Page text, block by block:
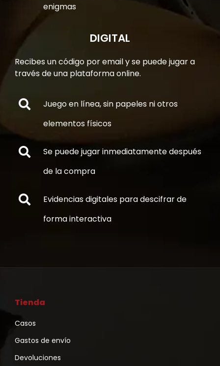
enigmas
DIGITAL
Recibes un código por email y se puede jugar a
través de una plataforma online.
Juego en línea, sin papeles ni otros
elementos físicos
Se puede jugar inmediatamente después
de la compra
Evidencias digitales para descifrar de
forma interactiva
Tienda
Casos
Gastos de envío
Devoluciones